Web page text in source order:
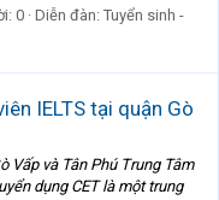
0 Diễn đàn: Tuyển sinh -
IELTS tại quận Gò
Vấp và Tân Phú Trung Tâm
dụng CET là một trung